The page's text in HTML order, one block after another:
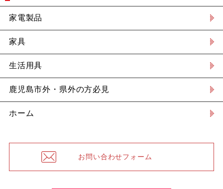
家電製品
家具
生活用具
鹿児島市外・県外の方必見
ホーム
お問い合わせフォーム